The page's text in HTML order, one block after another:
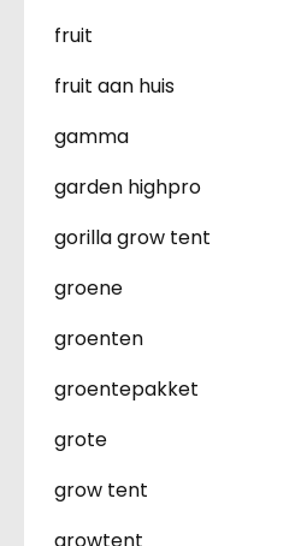
fruit
fruit aan huis
gamma
garden highpro
gorilla grow tent
groene
groenten
groentepakket
grote
grow tent
growtent